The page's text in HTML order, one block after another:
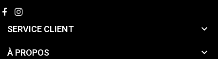
SERVICE CLIENT 
À PROPOS 